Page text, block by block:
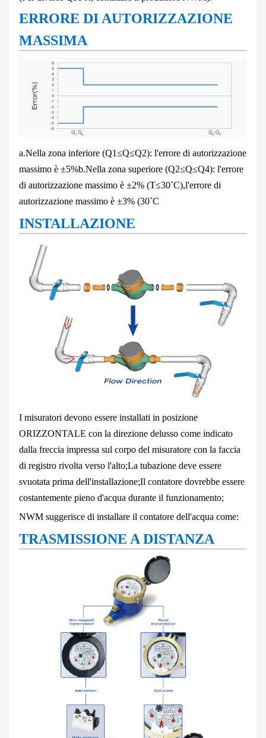
ERRORE DI AUTORIZZAZIONE
MASSIMA
a.Nella zona inferiore (Q1≤Q≤Q2): l'errore di autorizzazione
massimo è ±5%b.Nella zona superiore (Q2≤Q≤Q4): l'errore
di autorizzazione massimo è ±2% (T≤30˚C),l'errore di
autorizzazione massimo è ±3% (30˚C
INSTALLAZIONE
I misuratori devono essere installati in posizione
ORIZZONTALE con la direzione delusso come indicato
dalla freccia impressa sul corpo del misuratore con la faccia
di registro rivolta verso l'alto;La tubazione deve essere
svuotata prima dell'installazione;Il contatore dovrebbe essere
costantemente pieno d'acqua durante il funzionamento;
NWM suggerisce di installare il contatore dell'acqua come:
TRASMISSIONE A DISTANZA